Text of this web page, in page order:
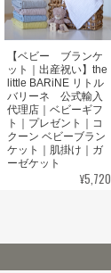
【ベビー ブランケ
ット｜出産祝い】the
little BARiNE リトル
バリーネ 公式輸入
代理店｜ベビーギフ
ト｜プレゼント｜コ
クーン ベビーブラン
ケット｜肌掛け｜ガ
ーゼケット
¥5,720